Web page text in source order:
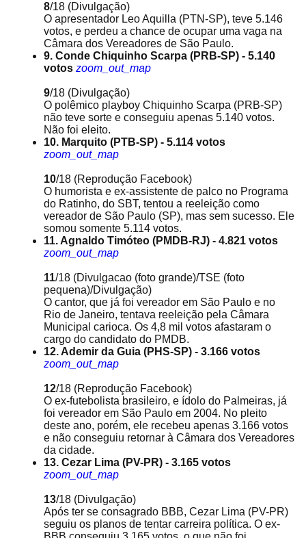
8/18 (Divulgação)
O apresentador Leo Aquilla (PTN-SP), teve 5.146
votos, e perdeu a chance de ocupar uma vaga na
Câmara dos Vereadores de São Paulo.
9. Conde Chiquinho Scarpa (PRB-SP) - 5.140
votos zoom_out_map
9/18 (Divulgação)
O polêmico playboy Chiquinho Scarpa (PRB-SP)
não teve sorte e conseguiu apenas 5.140 votos.
Não foi eleito.
10. Marquito (PTB-SP) - 5.114 votos
zoom_out_map
10/18 (Reprodução Facebook)
O humorista e ex-assistente de palco no Programa
do Ratinho, do SBT, tentou a reeleição como
vereador de São Paulo (SP), mas sem sucesso. Ele
somou somente 5.114 votos.
11. Agnaldo Timóteo (PMDB-RJ) - 4.821 votos
zoom_out_map
11/18 (Divulgacao (foto grande)/TSE (foto
pequena)/Divulgação)
O cantor, que já foi vereador em São Paulo e no
Rio de Janeiro, tentava reeleição pela Câmara
Municipal carioca. Os 4,8 mil votos afastaram o
cargo do candidato do PMDB.
12. Ademir da Guia (PHS-SP) - 3.166 votos
zoom_out_map
12/18 (Reprodução Facebook)
O ex-futebolista brasileiro, e ídolo do Palmeiras, já
foi vereador em São Paulo em 2004. No pleito
deste ano, porém, ele recebeu apenas 3.166 votos
e não conseguiu retornar à Câmara dos Vereadores
da cidade.
13. Cezar Lima (PV-PR) - 3.165 votos
zoom_out_map
13/18 (Divulgação)
Após ter se consagrado BBB, Cezar Lima (PV-PR)
seguiu os planos de tentar carreira política. O ex-